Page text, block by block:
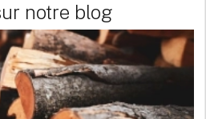
notre blog